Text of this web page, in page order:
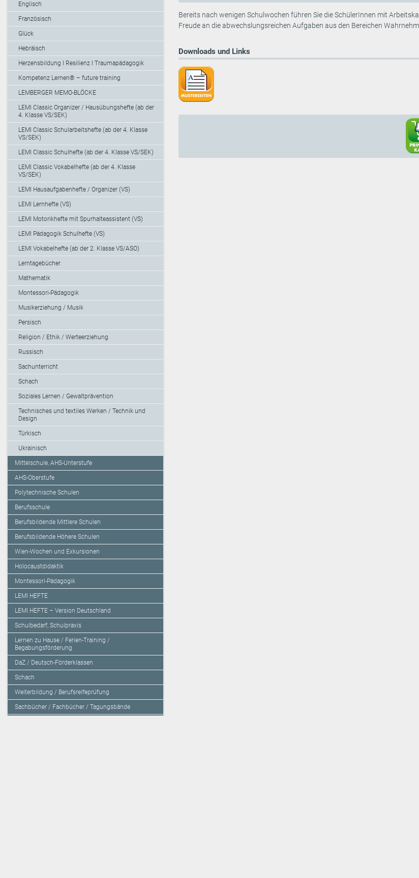
Englisch
Französisch
Glück
Hebräisch
Herzensbildung I Resilienz I Traumapädagogik
Kompetenz Lernen® – future training
LEMBERGER MEMO-BLÖCKE
LEMI Classic Organizer / Hausübungshefte (ab der
4. Klasse VS/SEK)
LEMI Classic Schularbeitshefte (ab der 4. Klasse
VS/SEK)
LEMI Classic Schulhefte (ab der 4. Klasse VS/SEK)
LEMI Classic Vokabelhefte (ab der 4. Klasse
VS/SEK)
LEMI Hausaufgabenhefte / Organizer (VS)
LEMI Lernhefte (VS)
LEMI Motorikhefte mit Spurhalteassistent (VS)
LEMI Pädagogik Schulhefte (VS)
LEMI Vokabelhefte (ab der 2. Klasse VS/ASO)
Lerntagebücher
Mathematik
Montessori-Pädagogik
Musikerziehung / Musik
Persisch
Religion / Ethik / Werteerziehung
Russisch
Sachunterricht
Schach
Soziales Lernen / Gewaltprävention
Technisches und textiles Werken / Technik und
Design
Türkisch
Ukrainisch
Mittelschule, AHS-Unterstufe
AHS-Oberstufe
Polytechnische Schulen
Berufsschule
Berufsbildende Mittlere Schulen
Berufsbildende Höhere Schulen
Wien-Wochen und Exkursionen
Holocaustdidaktik
Montessori-Pädagogik
LEMI HEFTE
LEMI HEFTE – Version Deutschland
Schulbedarf, Schulpraxis
Lernen zu Hause / Ferien-Training /
Begabungsförderung
DaZ / Deutsch-Förderklassen
Schach
Weiterbildung / Berufsreifeprüfung
Sachbücher / Fachbücher / Tagungsbände
Bereits nach wenigen Schulwochen führen Sie die SchülerInnen mit
Freude an die abwechslungsreichen Aufgaben aus den Bereichen
Downloads und Links